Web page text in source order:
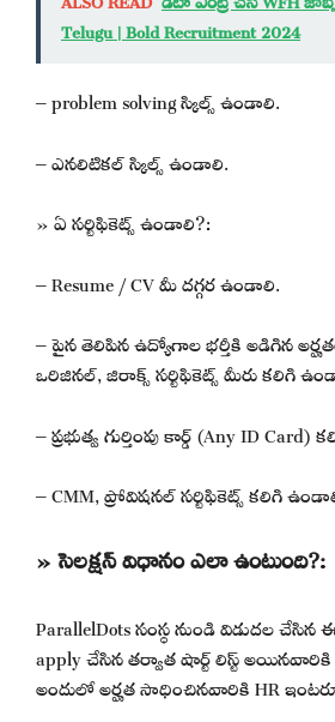
Telugu | Bold Recruitment 2024
– problem solving స్కిల్స్ ఉండాలి.
– ఎనలిటికల్ స్కిల్స్ ఉండాలి.
» ఏ సర్టిఫికెట్స్ ఉండాలి?:
– Resume / CV మీ దగ్గర ఉండాలి.
– పైన తెలిపిన ఉద్యోగాల భర్తీకి అడిగిన
ఒరిజినల్, జిరాక్స్ సర్టిఫికెట్స్ మీరు కలిగి
– ప్రభుత్వ గుర్తింపు కార్డ్ (Any ID
– CMM, ప్రోవిషనల్ సర్టిఫికెట్స్ కలిగి
» సెలక్షన్ విధానం ఎలా ఉంటుంది?:
ParallelDots సంస్థ నుండి విడుదల
apply చేసిన తర్వాత షార్ట్ లిస్ట్ అయినవారికి
అందులో అర్హత సాధించినవారికి HR